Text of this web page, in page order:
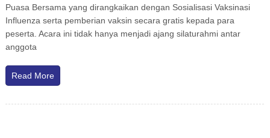
Puasa Bersama yang dirangkaikan dengan Sosialisasi Vaksinasi
Influenza serta pemberian vaksin secara gratis kepada para
peserta. Acara ini tidak hanya menjadi ajang silaturahmi antar
anggota
Read More